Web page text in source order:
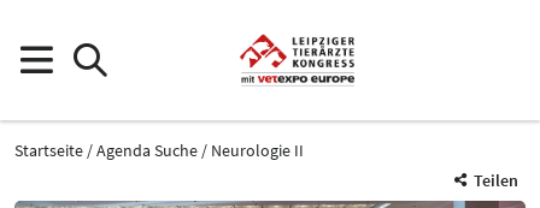
Startseite Agenda Suche
Neurologie II
Teilen